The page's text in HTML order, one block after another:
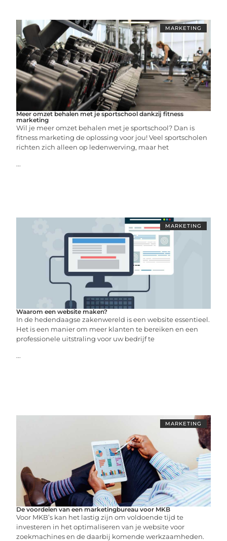
MARKETING
Meer omzet behalen met je sportschool dankzij fitness
marketing
Wil je meer omzet behalen met je sportschool? Dan is
fitness marketing de oplossing voor jou! Veel sportscholen
richten zich alleen op ledenwerving, maar het
...
MARKETING
Waarom een website maken?
In de hedendaagse zakenwereld is een website essentieel.
Het is een manier om meer klanten te bereiken en een
professionele uitstraling voor uw bedrijf te
...
MARKETING
De voordelen van een marketingbureau voor MKB
Voor MKB’s kan het lastig zijn om voldoende tijd te
investeren in het optimaliseren van je website voor
zoekmachines en de daarbij komende werkzaamheden.